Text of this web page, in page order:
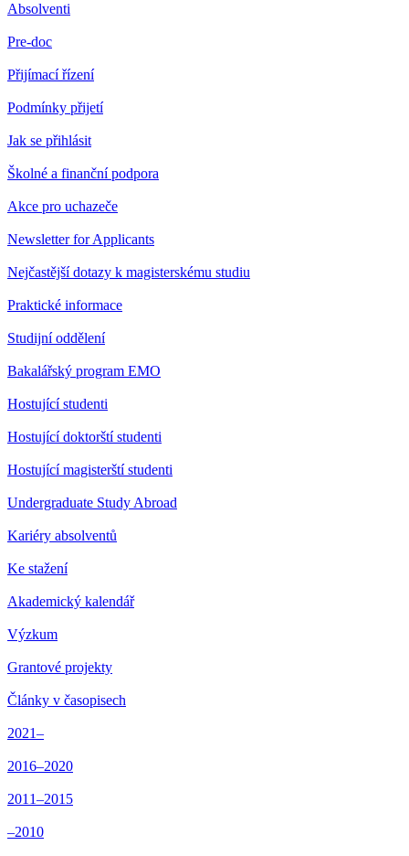
Absolventi
Pre-doc
Přijímací řízení
Podmínky přijetí
Jak se přihlásit
Školné a finanční podpora
Akce pro uchazeče
Newsletter for Applicants
Nejčastější dotazy k magisterskému studiu
Praktické informace
Studijní oddělení
Bakalářský program EMO
Hostující studenti
Hostující doktorští studenti
Hostující magisterští studenti
Undergraduate Study Abroad
Kariéry absolventů
Ke stažení
Akademický kalendář
Výzkum
Grantové projekty
Články v časopisech
2021–
2016–2020
2011–2015
–2010